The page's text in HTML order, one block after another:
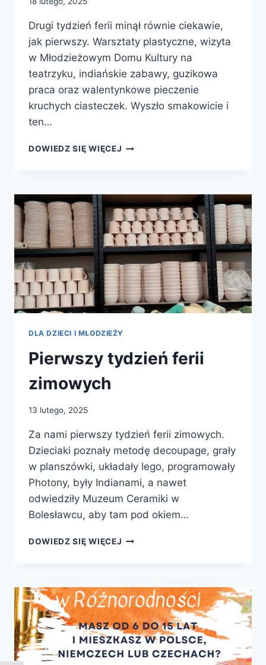
Drugi tydzień ferii minął równie ciekawie,
jak pierwszy. Warsztaty plastyczne, wizyta
w Młodzieżowym Domu Kultury na
teatrzyku, indiańskie zabawy, guzikowa
praca oraz walentynkowe pieczenie
kruchych ciasteczek. Wyszło smakowicie i
ten…
DOWIEDZ SIĘ WIĘCEJ DRUGI
DLA DZIECI I MŁODZIEŻY
Pierwszy tydzień ferii
zimowych
13 lutego, 2025
Za nami pierwszy tydzień ferii zimowych.
Dzieciaki poznały metodę decoupage, grały
w planszówki, układały lego, programowały
Photony, były Indianami, a nawet
odwiedziły Muzeum Ceramiki w
Bolesławcu, aby tam pod okiem…
DOWIEDZ SIĘ WIĘCEJ PIERWSZY